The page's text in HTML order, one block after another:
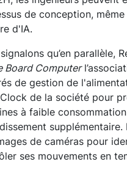
de conception,
d'IA.
qu’en parallèle,
Board Computer
de gestion de
de la société pour
à faible
de caméras pour
ses mouvements en